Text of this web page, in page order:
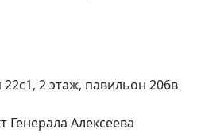
2 этаж, павильон 206в
Генерала Алексеева